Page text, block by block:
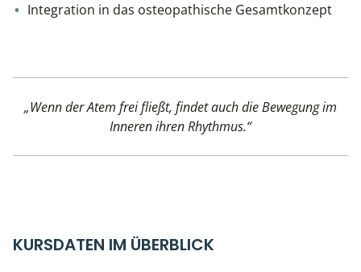
Integration in das osteopathische Gesamtkonzept
„Wenn der Atem frei fließt, findet auch die Bewegung im
Inneren ihren Rhythmus.“
KURSDATEN IM ÜBERBLICK